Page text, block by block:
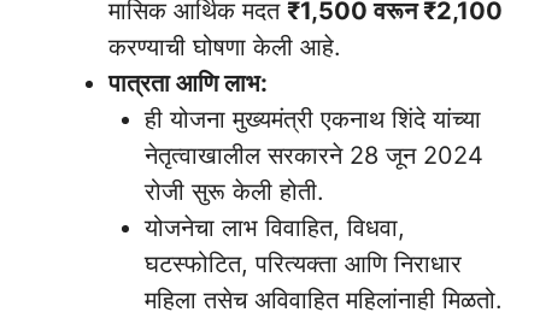
मासिक आर्थिक मदत ₹1,500 वरून ₹2,100
करण्याची घोषणा केली आहे.
पात्रता आणि लाभ:
ही योजना मुख्यमंत्री एकनाथ शिंदे यांच्या
नेतृत्वाखालील सरकारने 28 जून 2024
रोजी सुरू केली होती.
योजनेचा लाभ विवाहित, विधवा,
घटस्फोटित, परित्यक्ता आणि निराधार
महिला तसेच अविवाहित महिलांनाही मिळतो.